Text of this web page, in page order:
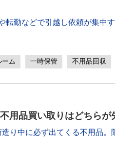
転勤などで引越し依頼が集中
ーム 一時保管 不用品回収
用品買い取りはどちら
造り中に必ず出てくる不用品